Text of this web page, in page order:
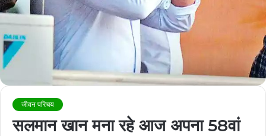
जीवन परिचय
सलमान खान मना रहे आज अपना 58वां